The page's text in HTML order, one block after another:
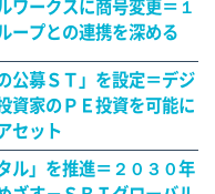
ワークスに商号変更＝１
ープとの連携を深める
公募ＳＴ」を設定＝デジ
資家のＰＥ投資を可能に
セット
ル」を推進＝２０３０年